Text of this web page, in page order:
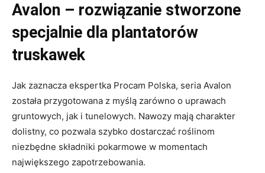
Avalon – rozwiązanie stworzone
specjalnie dla plantatorów
truskawek
Jak zaznacza ekspertka Procam Polska, seria Avalon
została przygotowana z myślą zarówno o uprawach
gruntowych, jak i tunelowych. Nawozy mają charakter
dolistny, co pozwala szybko dostarczać roślinom
niezbędne składniki pokarmowe w momentach
największego zapotrzebowania.